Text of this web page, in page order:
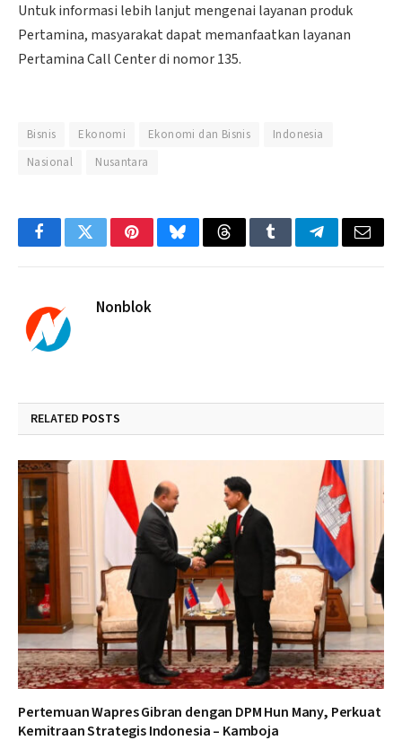
Untuk informasi lebih lanjut mengenai layanan produk
Pertamina, masyarakat dapat memanfaatkan layanan
Pertamina Call Center di nomor 135.
Bisnis Ekonomi Ekonomi dan Bisnis
Indonesia
Nasional
Nusantara
FacebookTwitterPinterestBlueskyThreadsTumblrTelegramEmail
Nonblok
RELATED POSTS
Pertemuan Wapres Gibran dengan DPM Hun Many, Perkuat
Kemitraan Strategis Indonesia – Kamboja